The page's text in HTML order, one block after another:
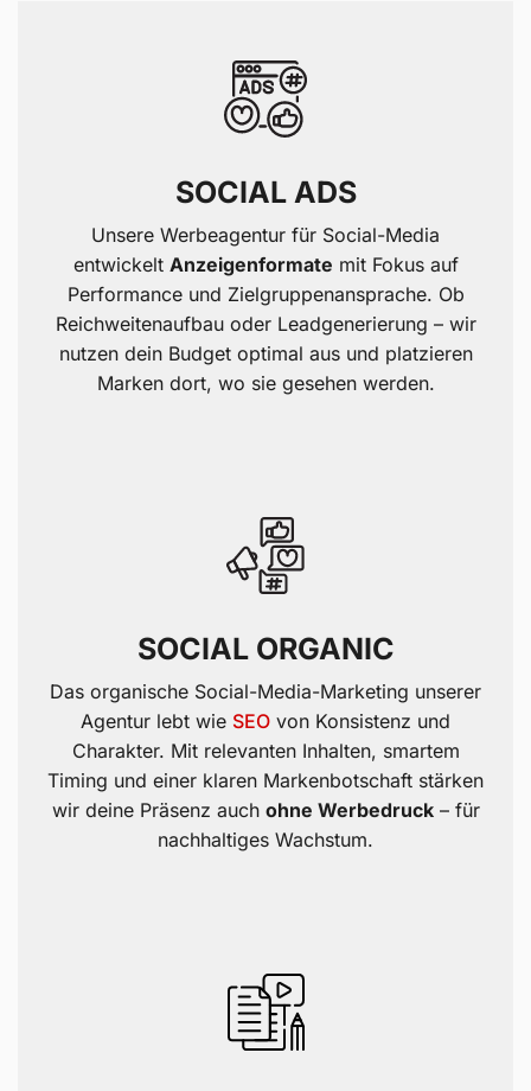
SOCIAL ADS
Unsere Werbeagentur für Social-Media
entwickelt Anzeigenformate mit Fokus auf
Performance und Zielgruppenansprache. Ob
Reichweitenaufbau oder Leadgenerierung – wir
nutzen dein Budget optimal aus und platzieren
Marken dort, wo sie gesehen werden.
SOCIAL ORGANIC
Das organische Social-Media-Marketing unserer
Agentur lebt wie SEO von Konsistenz und
Charakter. Mit relevanten Inhalten, smartem
Timing und einer klaren Markenbotschaft stärken
wir deine Präsenz auch ohne Werbedruck– für
nachhaltiges Wachstum.